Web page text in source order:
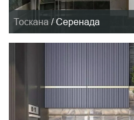
Тоскана / Серенада